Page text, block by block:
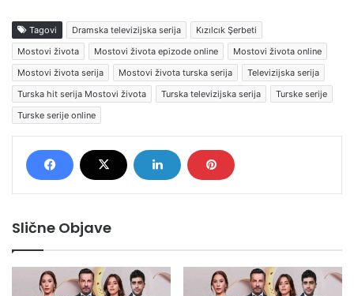
Tagovi Dramska televizijska serija
Kızılcık Şerbeti
Mostovi života
Mostovi života epizode online
Mostovi života online
Mostovi života serija
Mostovi života turska serija
Televizijska serija
Turska hit serija Mostovi života
Turska televizijska serija
Turske serije
Turske serije online
Slične Objave